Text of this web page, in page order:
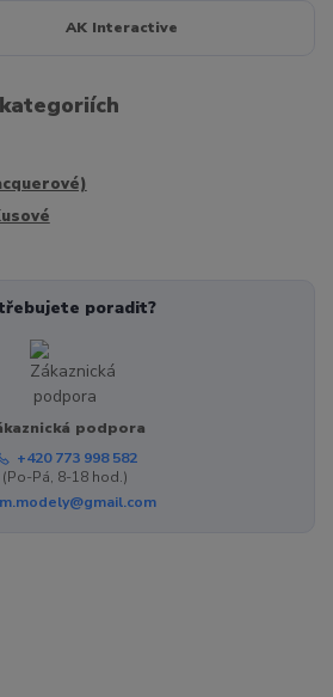
AK Interactive
poradit?
podpora
+420 773 998 582
(Po-Pá, 8-18 hod.)